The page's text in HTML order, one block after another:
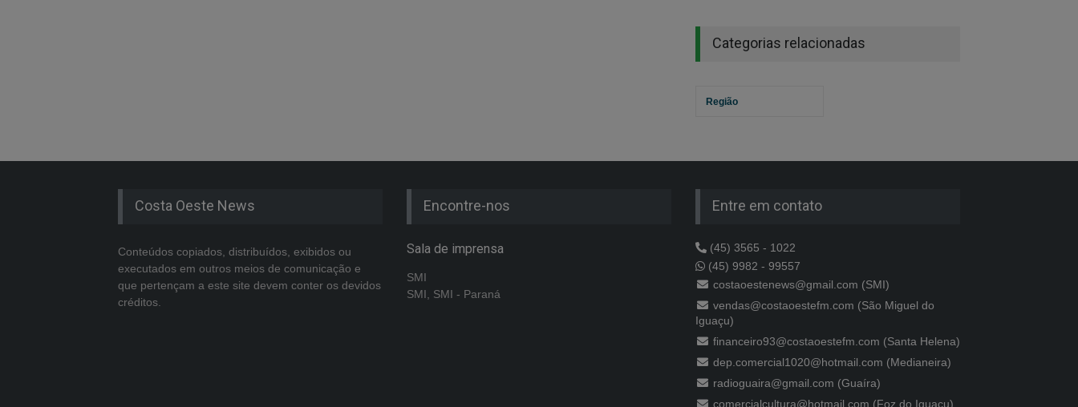
Categorias relacionadas
Região
Costa Oeste News
Conteúdos copiados, distribuídos, exibidos ou
executados em outros meios de comunicação e
que pertençam a este site devem conter os devidos
créditos.
Encontre-nos
Sala de imprensa
SMI
SMI, SMI - Paraná
Entre em contato
(45) 3565 - 1022
(45) 9982 - 99557
costaoestenews@gmail.com (SMI)
vendas@costaoestefm.com (São Miguel do
Iguaçu)
financeiro93@costaoestefm.com (Santa Helena)
dep.comercial1020@hotmail.com (Medianeira)
radioguaira@gmail.com (Guaíra)
comercialcultura@hotmail.com (Foz do Iguaçu)